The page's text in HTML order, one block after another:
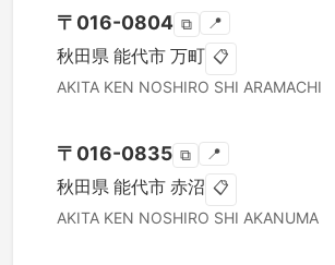
〒 016-0804 ⧉ 📍
秋田県 能代市 万町 📋
AKITA KEN NOSHIRO SHI ARAMACHI
〒 016-0835 ⧉ 📍
秋田県 能代市 赤沼 📋
AKITA KEN NOSHIRO SHI AKANUMA